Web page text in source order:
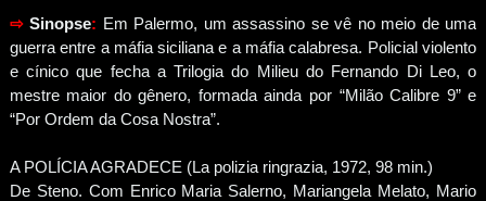
⇨Sinopse: Em Palermo, um assassino se vê no meio de uma
guerra entre a máfia siciliana e a máfia calabresa. Policial violento
e cínico que fecha a Trilogia do Milieu do Fernando Di Leo, o
mestre maior do gênero, formada ainda por “Milão Calibre 9” e
“Por Ordem da Cosa Nostra”.
A POLÍCIA AGRADECE (La polizia ringrazia, 1972, 98 min.)
De Steno. Com Enrico Maria Salerno, Mariangela Melato, Mario